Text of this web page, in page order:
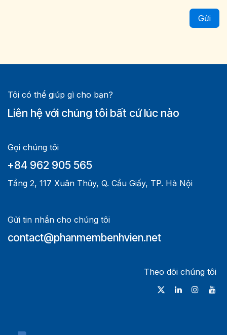
Gửi
Tôi có thể giúp gì cho bạn?
Liên hệ với chúng tôi bất cứ lúc nào
Gọi chúng tôi
+84 962 905 565
Tầng 2, 117 Xuân Thủy, Q. Cầu Giấy, TP. Hà Nội
Gửi tin nhắn cho chúng tôi
contact@phanmembenhvien.net
Theo dõi chúng tôi